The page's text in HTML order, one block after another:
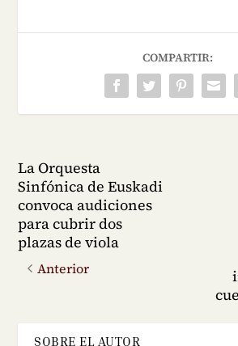
COMPARTIR:
La Orquesta
Sinfónica de Euskadi
convoca audiciones
para cubrir dos
plazas de viola
Anterior
SOBRE EL AUTOR